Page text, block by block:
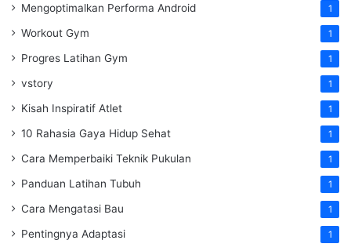
Mengoptimalkan Performa Android 1
Workout Gym 1
Progres Latihan Gym 1
vstory 1
Kisah Inspiratif Atlet 1
10 Rahasia Gaya Hidup Sehat 1
Cara Memperbaiki Teknik Pukulan 1
Panduan Latihan Tubuh 1
Cara Mengatasi Bau 1
Pentingnya Adaptasi 1